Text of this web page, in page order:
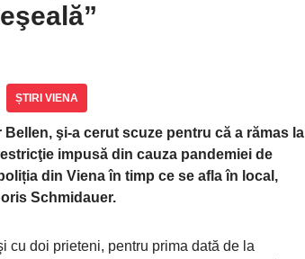
ȘTIRI VIENA
Bellen, şi-a cerut scuze pentru că a rămas la
impusă din cauza pandemiei de
din Viena în timp ce se afla în local,
Schmidauer.
cu doi prieteni, pentru prima dată de la